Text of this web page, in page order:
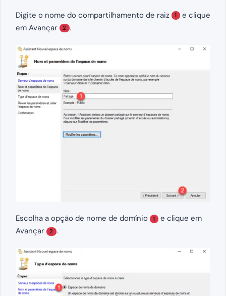
Digite o nome do compartilhamento de raiz 1 e clique
em Avançar
2 .
Escolha a opção de nome de domínio 1 e clique em
Avançar
2 .